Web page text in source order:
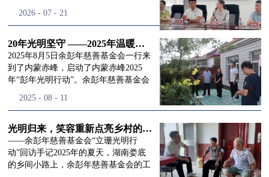
换届会议严格按照基金会章程规定流程
同回顾了基金会过往任期内在助学兴
教、医疗救助、公益事业普惠等多个领
域深耕耕耘的公益历程，充分肯定了第
三届理事会全体成员多年来接续付出的
民、济世利人"的慈善理念所做出的突
流程，完成了新一届治理层的选举任
命，全新的第四届理事会正式组建完
成：选举彭志兵、徐滨、彭新英、李
栋、李玲辉、郭启兴、梅鑫为余彭年慈
土地，赴一场延续了二十一年的光明之
残联唐婷婷理事长到场参与本次启动活
动，由衷肯定了基金会坚持二十一年深
耕光明帮扶的坚守，也向长久奔走推进
项目的我们表达了谢意。二十一年时光
市与县域，一趟趟奔赴偏远地区，只为
景，这份认可，也让我们更加笃定前行
的脚步。启动仪式落幕之后，我们没有
即刻返程，联合赤峰市残联的工作人
员、专业医护队伍走入乡间小路，随机
2026 - 07 - 21
20年光明坚守 ——2025年温暖启程“彭年光明行动”内蒙赤峰
2025年8月5日余彭年慈善基金会一行来
到了内蒙赤峰，启动了内蒙赤峰2025
年“彭年光明行动”。余彭年慈善基金会
欣以及余彭年慈善基金会志愿者姜颖妍
峰市残联理事长孙德欣对我们“彭年光
明行动”给予了高度的肯定，他表示“彭
年光明行动”不仅仅是帮助白内障患者
恢复光明，最重要的是减轻了患者家庭
2025 - 08 - 11
光明归来，笑容重新点亮乡村的角落
——余彭年慈善基金会“立珊光明行
动”回访手记2025年的夏天，湖南娄底
的乡间小路上，余彭年慈善基金会的工
道>>